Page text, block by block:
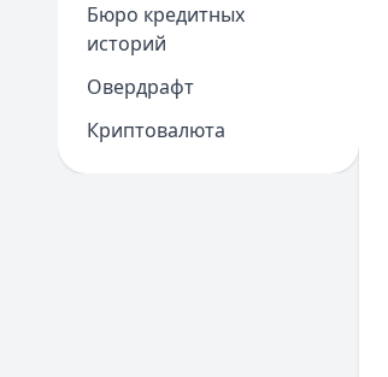
Бюро кредитных
историй
Овердрафт
Криптовалюта